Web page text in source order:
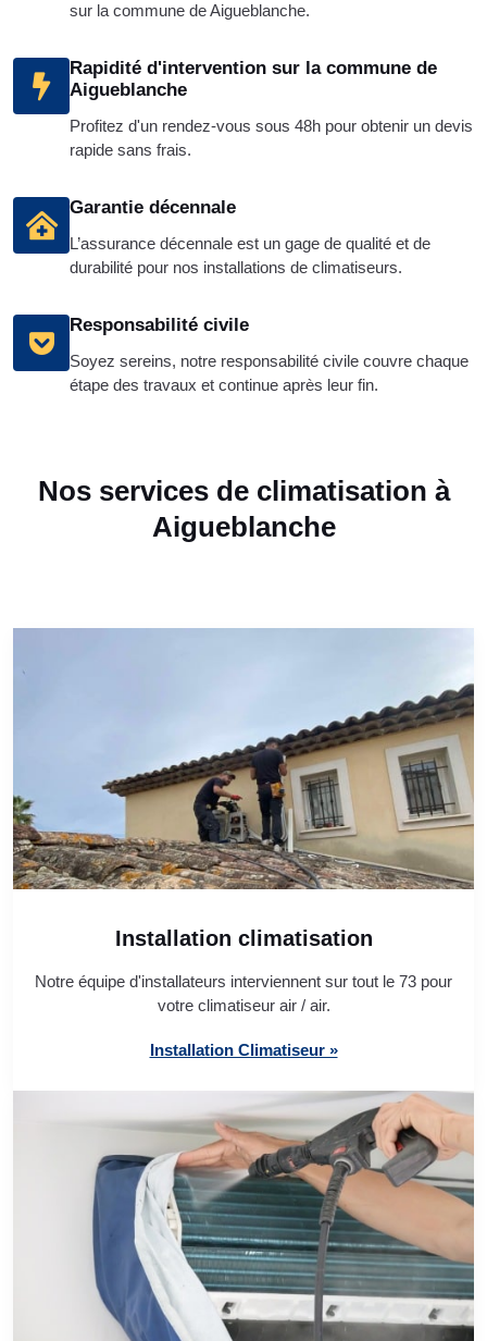
sur la commune de Aigueblanche.
Rapidité d'intervention sur la commune de
Aigueblanche
Profitez d'un rendez-vous sous 48h pour obtenir un devis
rapide sans frais.
Garantie décennale
L’assurance décennale est un gage de qualité et de
durabilité pour nos installations de climatiseurs.
Responsabilité civile
Soyez sereins, notre responsabilité civile couvre chaque
étape des travaux et continue après leur fin.
Nos services de climatisation à
Aigueblanche
Installation climatisation
Notre équipe d'installateurs interviennent sur tout le 73 pour
votre climatiseur air / air.
Installation Climatiseur »